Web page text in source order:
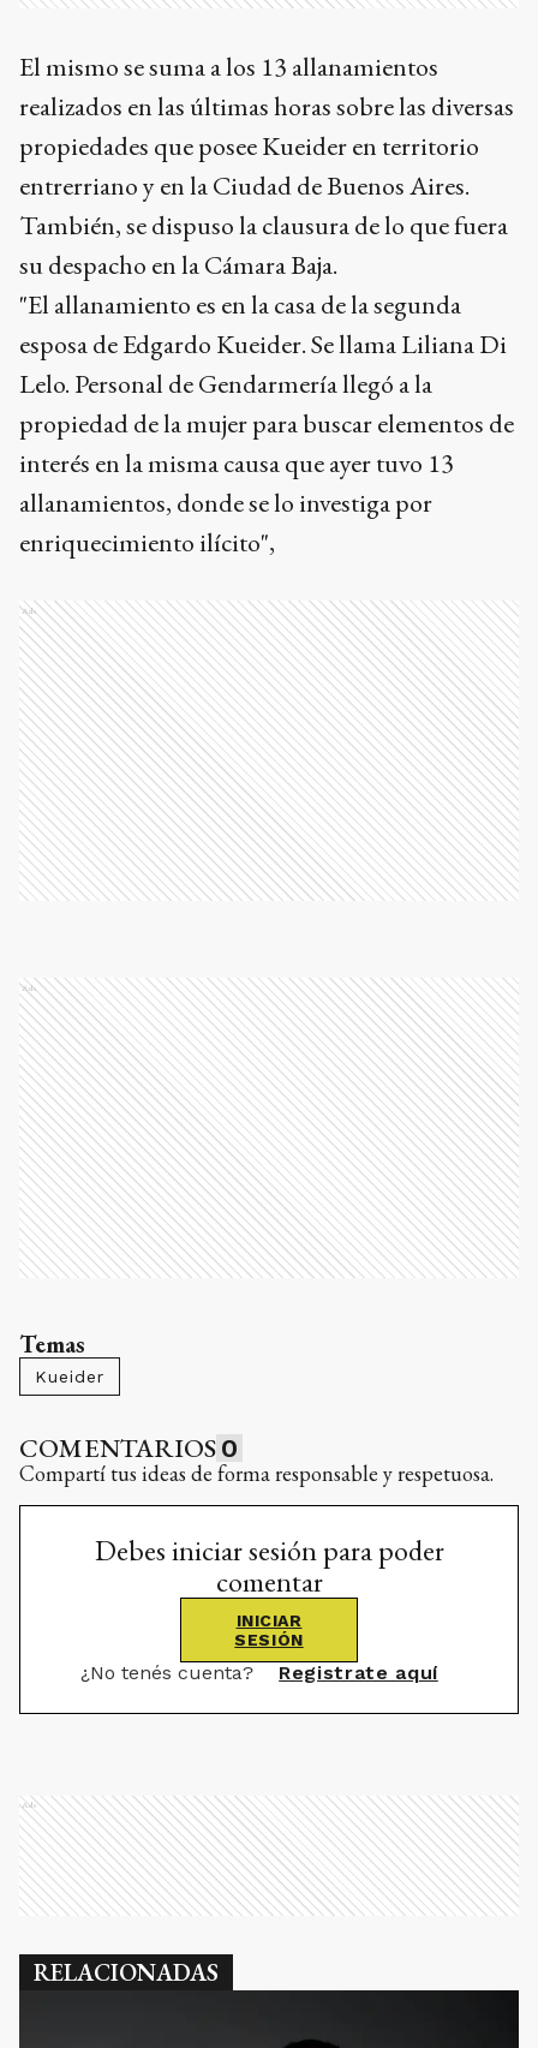
El mismo se suma a los 13 allanamientos
realizados en las últimas horas sobre las diversas
propiedades que posee Kueider en territorio
entrerriano y en la Ciudad de Buenos Aires.
También, se dispuso la clausura de lo que fuera
su despacho en la Cámara Baja.
"El allanamiento es en la casa de la segunda
esposa de Edgardo Kueider. Se llama Liliana Di
Lelo. Personal de Gendarmería llegó a la
propiedad de la mujer para buscar elementos de
interés en la misma causa que ayer tuvo 13
allanamientos, donde se lo investiga por
enriquecimiento ilícito",
Ads
Ads
Temas
Kueider
COMENTARIOS 0
Compartí tus ideas de forma responsable y respetuosa.
Debes iniciar sesión para poder
comentar
INICIAR
SESIÓN
¿No tenés cuenta? Registrate aquí
Ads
RELACIONADAS